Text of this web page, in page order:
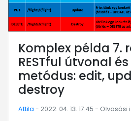
Komplex példa 7.
RESTful útvonal
metódus: edit,
destroy
Attila - 2022. 04. 13. 17:45 - Olvasási